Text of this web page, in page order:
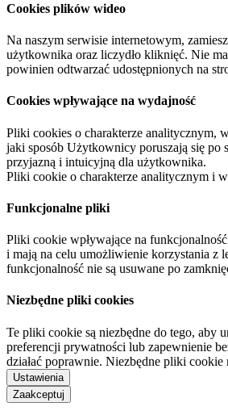
Cookies plików wideo
Na naszym serwisie internetowym,
użytkownika oraz liczydło kliknięć. Nie
powinien odtwarzać udostępnionych na
Cookies wpływające na wydajność
Pliki cookies o charakterze analitycznym,
jaki sposób Użytkownicy poruszają się po
przyjazną i intuicyjną dla użytkownika.
Pliki cookie o charakterze analitycznym i
Funkcjonalne pliki
Pliki cookie wpływające na
i mają na celu umożliwienie korzystania z
funkcjonalność nie są usuwane po
Niezbędne pliki cookies
Te pliki cookie są niezbędne do tego, aby
preferencji prywatności lub zapewnienie
działać poprawnie. Niezbędne pliki
Ustawienia
Zaakceptuj